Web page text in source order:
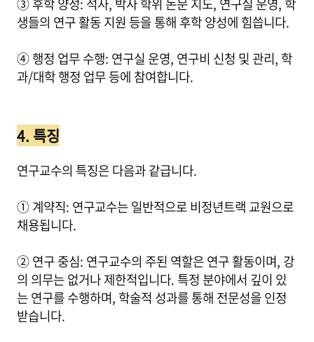
③ 후학 양성: 석사, 박사 학위 논문 지도, 연구실 운영, 학
생들의 연구 활동 지원 등을 통해 후학 양성에 힘씁니다.
④ 행정 업무 수행: 연구실 운영, 연구비 신청 및 관리, 학
과/대학 행정 업무 등에 참여합니다.
4. 특징
연구교수의 특징은 다음과 같급니다.
① 계약직: 연구교수는 일반적으로 비정년트랙 교원으로
채용됩니다.
② 연구 중심: 연구교수의 주된 역할은 연구 활동이며, 강
의 의무는 없거나 제한적입니다. 특정 분야에서 깊이 있
는 연구를 수행하며, 학술적 성과를 통해 전문성을 인정
받습니다.